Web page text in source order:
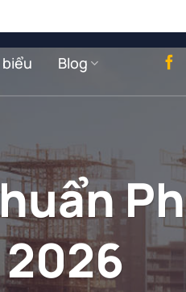
Blog